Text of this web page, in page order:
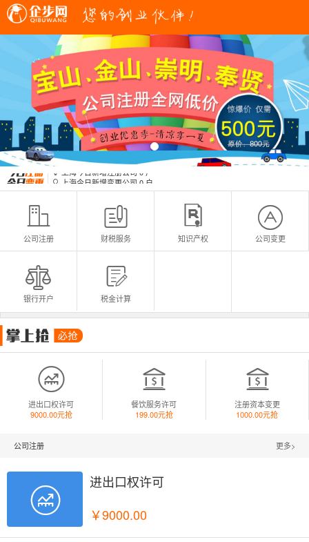
上海今日新增变更公司

 上海今日新增变更公司 0 户
上海今日新增注册公司0户

公司注册

财税服务

知识产权

公司变更

银行开户

税金计算

进出口权许可
9000.00元抢

餐饮服务许可
199.00元抢

注册资本变更
1000.00元抢
公司注册 更多>

进出口权许可
￥9000.00